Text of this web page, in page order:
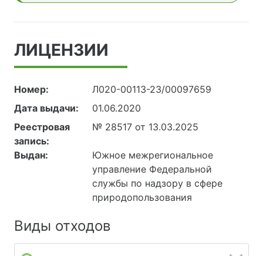
ЛИЦЕНЗИИ
Номер:
Л020-00113-23/00097659
Дата выдачи:
01.06.2020
Реестровая
запись:
№ 28517 от 13.03.2025
Выдан:
Южное межрегиональное
управление Федеральной
службы по надзору в сфере
природопользования
Виды отходов